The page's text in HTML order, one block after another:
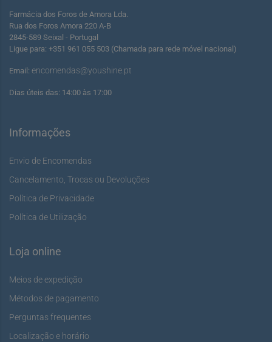
Farmácia dos Foros de Amora Lda.
Rua dos Foros Amora 220 A-B
2845-589 Seixal - Portugal
Ligue para: +351 961 055 503 (Chamada para rede móvel nacional)
Email: encomendas@youshine.pt
Dias úteis das: 14:00 às 17:00
Informações
Envio de Encomendas
Cancelamento, Trocas ou Devoluções
Política de Privacidade
Política de Utilização
Loja online
Meios de expedição
Métodos de pagamento
Perguntas frequentes
Localização e horário